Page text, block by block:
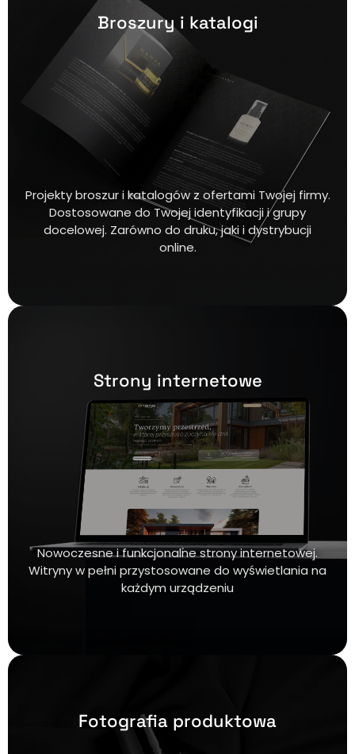
Broszury i katalogi
Projekty broszur i katalogów z ofertami Twojej firmy.
Dostosowane do Twojej identyfikacji i grupy
docelowej. Zarówno do druku, jaki i dystrybucji
online.
Strony internetowe
Nowoczesne i funkcjonalne strony internetowej.
Witryny w pełni przystosowane do wyświetlania na
każdym urządzeniu
Fotografia produktowa